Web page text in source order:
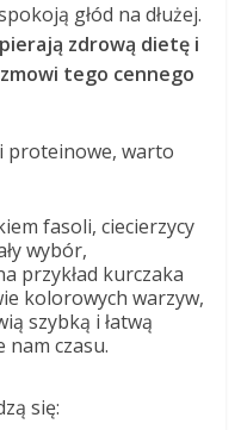
głód na dłużej.
zdrową dietę i
tego cennego
proteinowe, warto
fasoli, ciecierzycy
wybór,
przykład kurczaka
kolorowych warzyw,
szybką i łatwą
czasu.
się: